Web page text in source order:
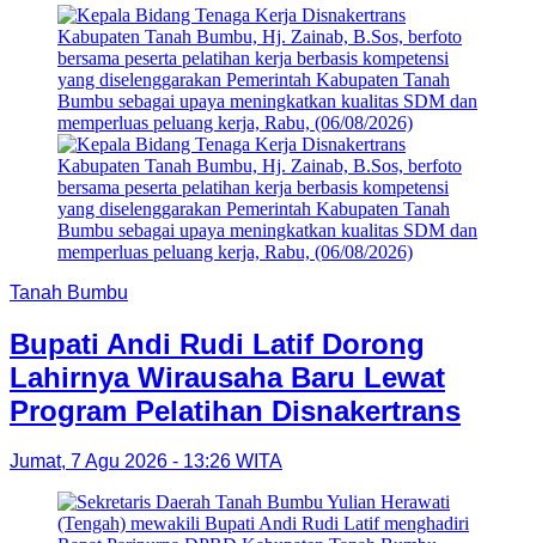
Tanah Bumbu
Bupati Andi Rudi Latif Dorong
Lahirnya Wirausaha Baru Lewat
Program Pelatihan Disnakertrans
Jumat, 7 Agu 2026 - 13:26 WITA